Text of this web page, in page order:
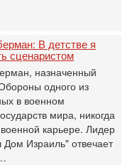
В детстве я
сценаристом
назначенный
одного из
в военном
мира, никогда
карьере. Лидер
Израиль" отвечает